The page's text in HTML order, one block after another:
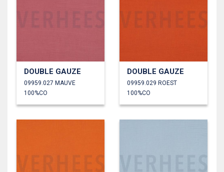
DOUBLE GAUZE
09959.027 MAUVE
100%CO
DOUBLE GAUZE
09959.029 ROEST
100%CO